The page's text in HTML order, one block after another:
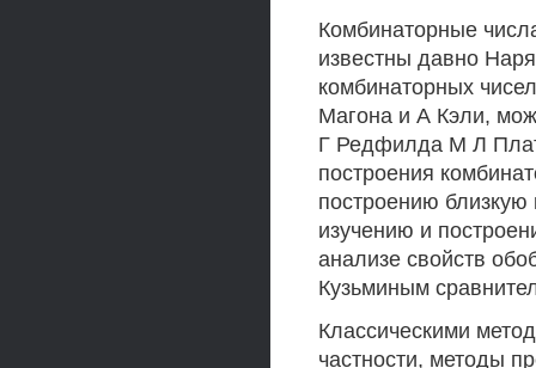
Комбинаторные
известны давно
комбинаторных
Магона и А Кэли,
Г Редфилда М Л
построения
построению
изучению и
анализе свойств
Кузьминым
Классическими
частности, методы